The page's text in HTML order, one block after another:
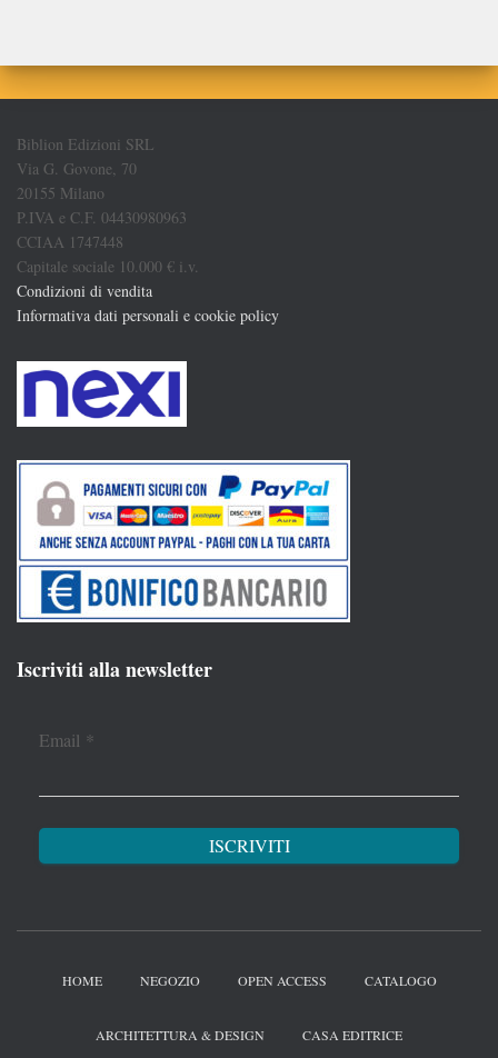
Biblion Edizioni SRL
Via G. Govone, 70
20155 Milano
P.IVA e C.F. 04430980963
CCIAA 1747448
Capitale sociale 10.000 € i.v.
Condizioni di vendita
Informativa dati personali e cookie policy
Iscriviti alla newsletter
Email *
HOME NEGOZIO OPEN ACCESS CATALOGO
ARCHITETTURA & DESIGN CASA EDITRICE